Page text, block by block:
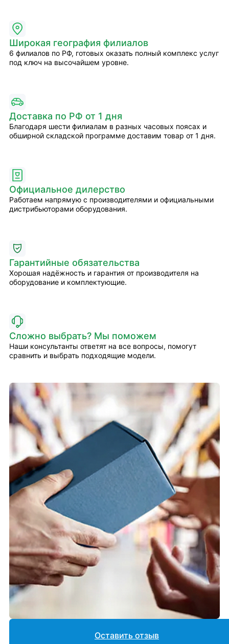
Широкая география филиалов
6 филиалов по РФ, готовых оказать полный комплекс услуг
под ключ на высочайшем уровне.
Доставка по РФ от 1 дня
Благодаря шести филиалам в разных часовых поясах и
обширной складской программе доставим товар от 1 дня.
Официальное дилерство
Работаем напрямую с производителями и официальными
дистрибьюторами оборудования.
Гарантийные обязательства
Хорошая надёжность и гарантия от производителя на
оборудование и комплектующие.
Сложно выбрать? Мы поможем
Наши консультанты ответят на все вопросы, помогут
сравнить и выбрать подходящие модели.
Оставить отзыв